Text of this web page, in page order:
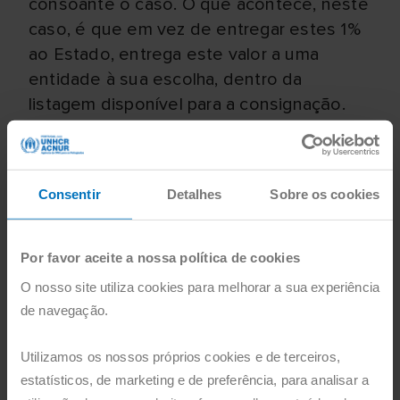
Consentir Detalhes Sobre os cookies
Por favor aceite a nossa política de cookies
O nosso site utiliza cookies para melhorar a sua experiência
de navegação.
Utilizamos os nossos próprios cookies e de terceiros,
estatísticos, de marketing e de preferência, para analisar a
consoante o caso. O que acontece, neste
caso, é que em vez de entregar estes 1%
ao Estado, entrega este valor a uma
entidade à sua escolha, dentro da
listagem disponível para a consignação.
No fundo, estamos perante um benefício
fiscal solidário.
Como posso fazer a consignação de 1%
do meu IRS?
declaração de IRS basta colocar o NIF da
Portugal com ACNUR - Fundação (516 420
666) na folha de rosto, no Quadro 11, no
Campo 1101. Depois, basta um X na opção